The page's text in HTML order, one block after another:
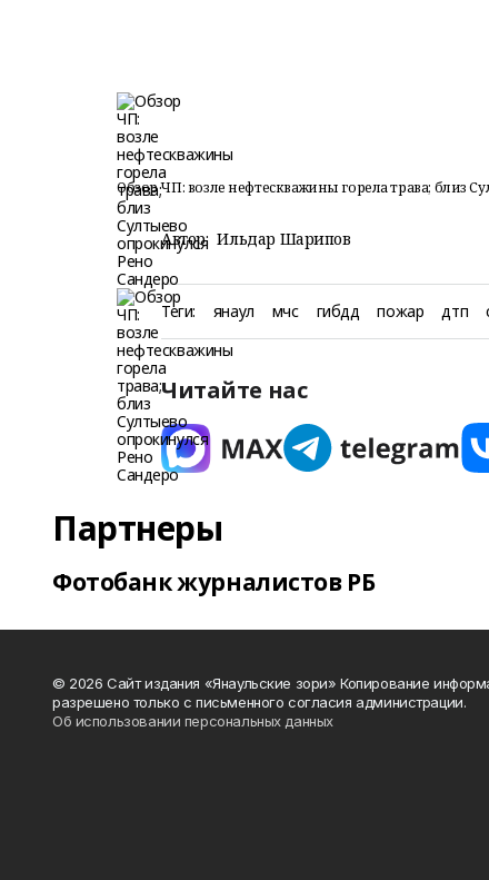
Обзор ЧП: возле нефтескважины горела трава; близ
Автор: Ильдар Шарипов
Теги: янаул мчс гибдд пожар дтп
Читайте нас
Партнеры
Фотобанк журналистов РБ
© 2026 Сайт издания «Янаульские зори» Копирование
разрешено только с письменного согласия администрации.
Об использовании персональных данных